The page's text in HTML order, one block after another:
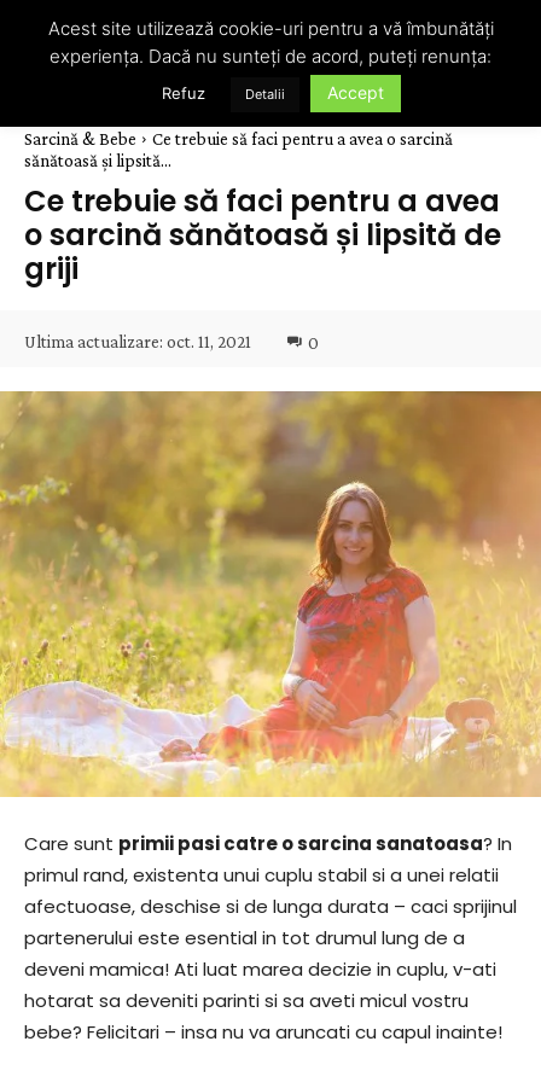
Sarcină & Bebe
Ce trebuie să faci pentru a avea o sarcină
sănătoasă și lipsită...
Ce trebuie să faci pentru a avea
o sarcină sănătoasă și lipsită de
griji
Ultima actualizare: oct. 11, 2021 0
Care sunt primii pasi catre o sarcina sanatoasa? In
primul rand, existenta unui cuplu stabil si a unei relatii
afectuoase, deschise si de lunga durata – caci sprijinul
partenerului este esential in tot drumul lung de a
deveni mamica! Ati luat marea decizie in cuplu, v-ati
hotarat sa deveniti parinti si sa aveti micul vostru
bebe? Felicitari – insa nu va aruncati cu capul inainte!
Acest site utilizează cookie-uri pentru a vă îmbunătăți
experiența. Dacă nu sunteți de acord, puteți renunța:
Refuz Detalii Accept